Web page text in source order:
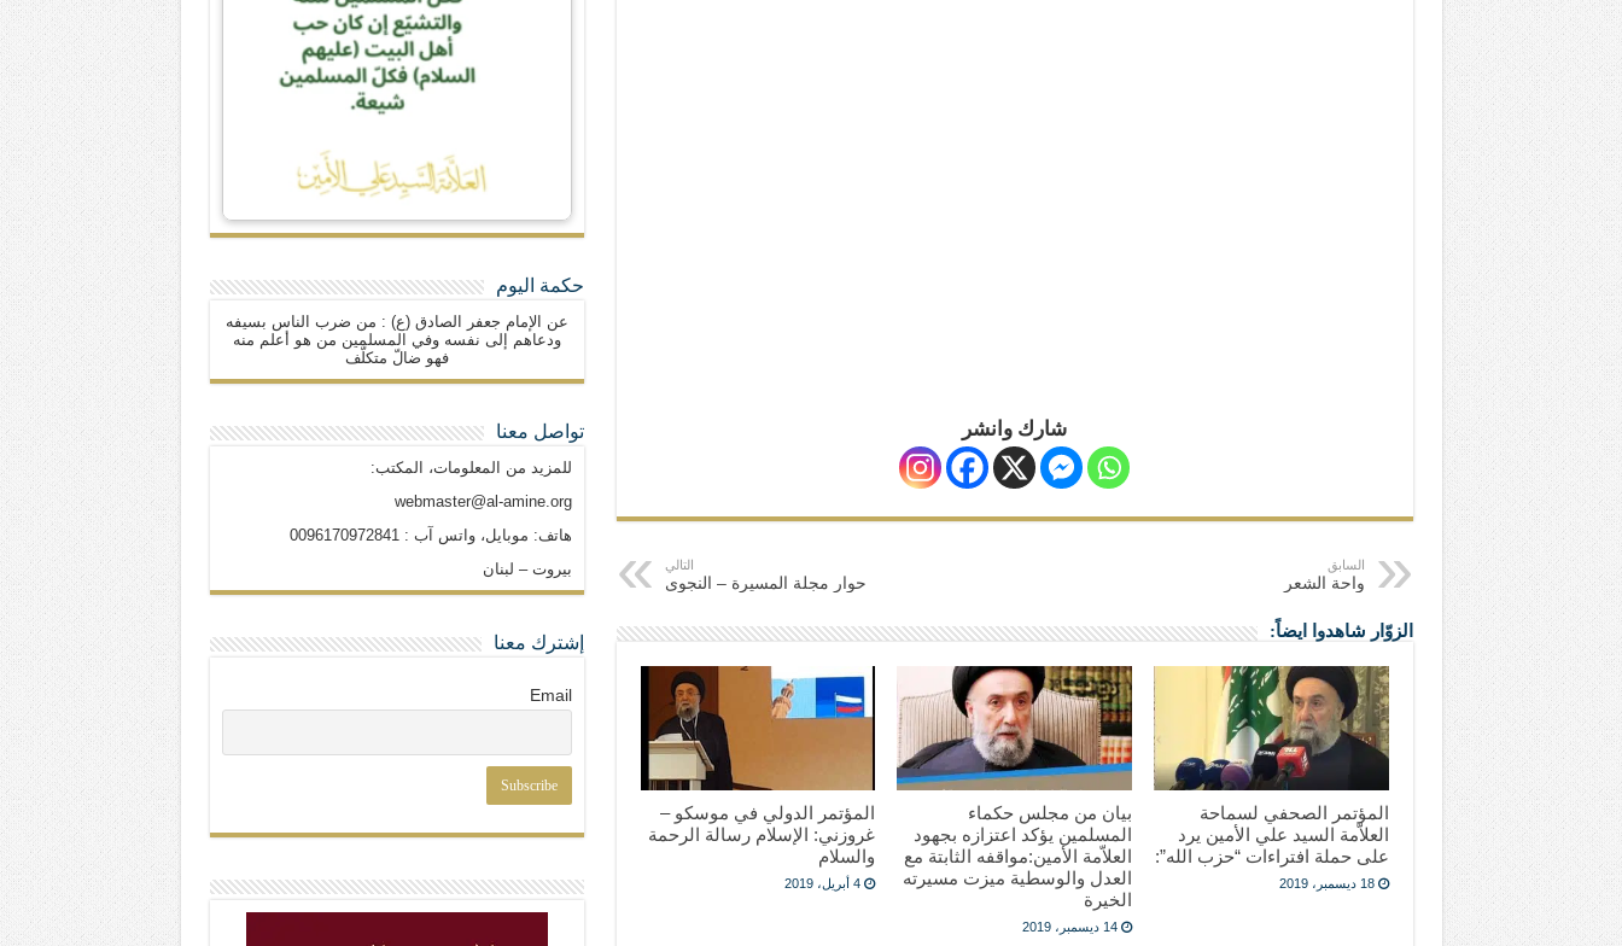
شارك وانشر
السابق
واحة الشعر
التالي
حوار مجلة المسيرة – النجوى
الزوّار شاهدوا ايضاً:
المؤتمر الصحفي لسماحة
العلاّمة السيد علي الأمين يرد
على حملة افتراءات “حزب الله”:
18 ديسمبر، 2019
بيان من ‎مجلس حكماء
المسلمين يؤكد اعتزازه بجهود
العلاّمة الأمين:مواقفه الثابتة مع
العدل والوسطية ميزت مسيرته
الخيرة
14 ديسمبر، 2019
المؤتمر الدولي في موسكو –
غروزني: الإسلام رسالة الرحمة
والسلام
4 أبريل، 2019
حكمة اليوم
عن الإمام جعفر الصادق (ع) : من ضرب الناس بسيفه
ودعاهم إلى نفسه وفي المسلمين من هو أعلم منه
فهو ضالّ متكلّف
تواصل معنا
للمزيد من المعلومات، المكتب:
webmaster@al-amine.org
هاتف: موبايل، واتس آب : 0096170972841
بيروت – لبنان
إشترك معنا
Email